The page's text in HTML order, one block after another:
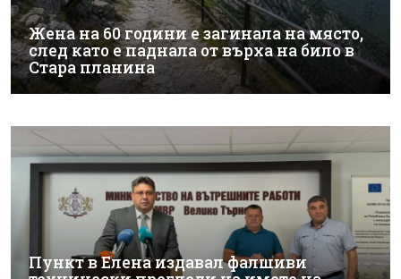
Жена на 60 години е загинала на място,
след като е паднала от върха на било в
Стара планина
Пункт в Елена издавал фалшиви